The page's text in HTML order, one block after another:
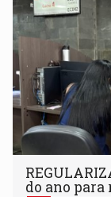
do ano para